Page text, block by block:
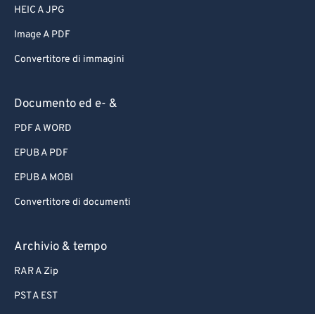
HEIC A JPG
Image A PDF
Convertitore di immagini
Documento ed e- &
PDF A WORD
EPUB A PDF
EPUB A MOBI
Convertitore di documenti
Archivio & tempo
RAR A Zip
PST A EST